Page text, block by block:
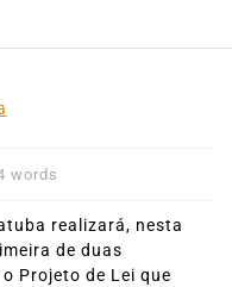
words
realizará, nesta
de duas
Projeto de Lei que